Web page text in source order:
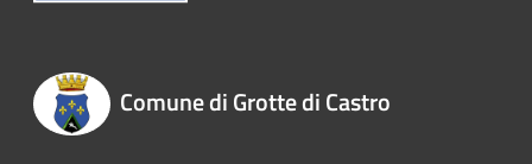
Comune di Grotte di Castro